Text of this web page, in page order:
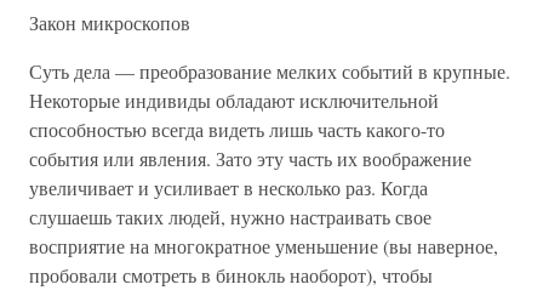
Закон микроскопов
Суть дела — преобразование мелких событий в крупные.
Некоторые индивиды обладают исключительной
способностью всегда видеть лишь часть какого-то
события или явления. Зато эту часть их воображение
увеличивает и усиливает в несколько раз. Когда
слушаешь таких людей, нужно настраивать свое
восприятие на многократное уменьшение (вы наверное,
пробовали смотреть в бинокль наоборот), чтобы